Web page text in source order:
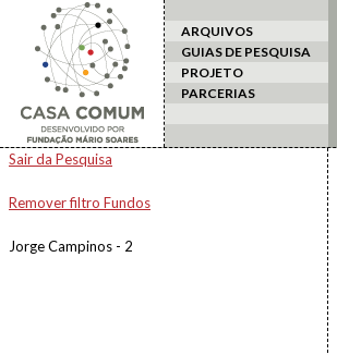
ARQUIVOS
GUIAS DE PESQUISA
PROJETO
PARCERIAS
Sair da Pesquisa
Remover filtro Fundos
Jorge Campinos - 2